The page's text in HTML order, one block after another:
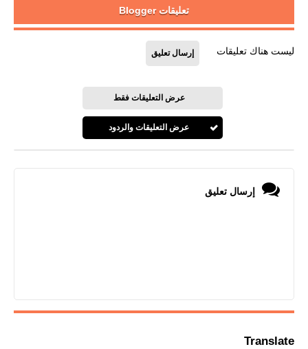
تعليقات Blogger
ليست هناك تعليقات إرسال تعليق
عرض التعليقات فقط
عرض التعليقات والردود
إرسال تعليق
Translate